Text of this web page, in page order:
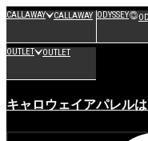
CALLAWAY CALLAWAY ODYSSEY
OUTLET OUTLET
キャロウェイアパレル